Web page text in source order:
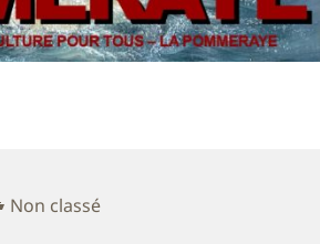
Catégories
Non classé